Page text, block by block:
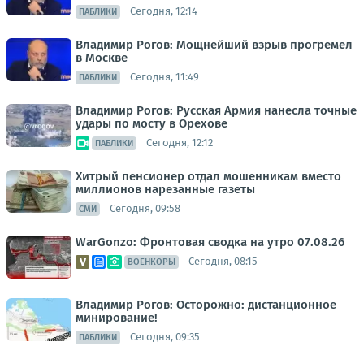
ПАБЛИКИ Сегодня, 12:14
Владимир Рогов: Мощнейший взрыв прогремел
в Москве
ПАБЛИКИ Сегодня, 11:49
Владимир Рогов: Русская Армия нанесла точные
удары по мосту в Орехове
ПАБЛИКИ Сегодня, 12:12
Хитрый пенсионер отдал мошенникам вместо
миллионов нарезанные газеты
СМИ Сегодня, 09:58
WarGonzo: Фронтовая сводка на утро 07.08.26
ВОЕНКОРЫ Сегодня, 08:15
Владимир Рогов: Осторожно: дистанционное
минирование!
ПАБЛИКИ Сегодня, 09:35